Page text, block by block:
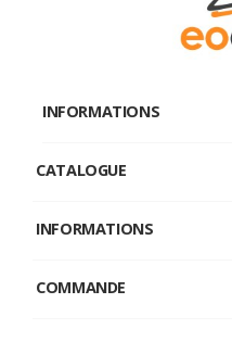
INFORMATIONS
CATALOGUE
INFORMATIONS
COMMANDE